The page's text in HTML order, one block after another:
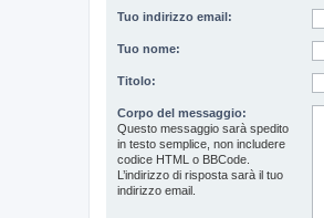
Tuo indirizzo email:
Tuo nome:
Titolo:
Corpo del messaggio:
Questo messaggio sarà spedito
in testo semplice, non includere
codice HTML o BBCode.
L’indirizzo di risposta sarà il tuo
indirizzo email.